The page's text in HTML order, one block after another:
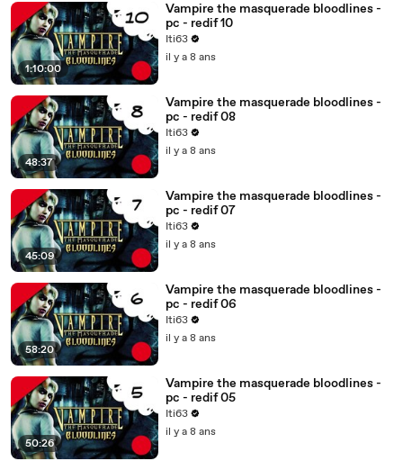
1:10:00
Vampire the masquerade bloodlines -
pc - redif 10
Iti63
il y a 8 ans
48:37
Vampire the masquerade bloodlines -
pc - redif 08
Iti63
il y a 8 ans
45:09
Vampire the masquerade bloodlines -
pc - redif 07
Iti63
il y a 8 ans
58:20
Vampire the masquerade bloodlines -
pc - redif 06
Iti63
il y a 8 ans
50:26
Vampire the masquerade bloodlines -
pc - redif 05
Iti63
il y a 8 ans